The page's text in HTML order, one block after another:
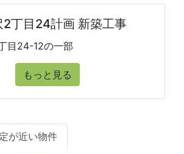
2丁目24計画 新築工事
目24-12の一部
もっと見る
が近い物件